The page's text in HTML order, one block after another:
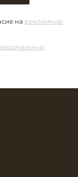
на рекламную